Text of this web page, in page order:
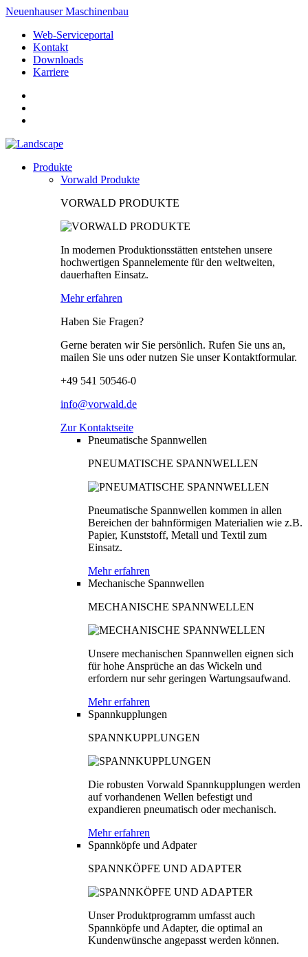
Neuenhauser Maschinenbau
Web-Serviceportal
Kontakt
Downloads
Karriere
Produkte
Vorwald Produkte
VORWALD PRODUKTE
In modernen Produktionsstätten entstehen unsere
hochwertigen Spannelemente für den weltweiten,
dauerhaften Einsatz.
Mehr erfahren
Haben Sie Fragen?
Gerne beraten wir Sie persönlich. Rufen Sie uns an,
mailen Sie uns oder nutzen Sie unser Kontaktformular.
+49 541 50546-0
info@vorwald.de
Zur Kontaktseite
Pneumatische Spannwellen
PNEUMATISCHE SPANNWELLEN
Pneumatische Spannwellen kommen in allen
Bereichen der bahnförmigen Materialien wie z.B.
Papier, Kunststoff, Metall und Textil zum
Einsatz.
Mehr erfahren
Mechanische Spannwellen
MECHANISCHE SPANNWELLEN
Unsere mechanischen Spannwellen eignen sich
für hohe Ansprüche an das Wickeln und
erfordern nur sehr geringen Wartungsaufwand.
Mehr erfahren
Spannkupplungen
SPANNKUPPLUNGEN
Die robusten Vorwald Spannkupplungen werden
auf vorhandenen Wellen befestigt und
expandieren pneumatisch oder mechanisch.
Mehr erfahren
Spannköpfe und Adpater
SPANNKÖPFE UND ADAPTER
Unser Produktprogramm umfasst auch
Spannköpfe und Adapter, die optimal an
Kundenwünsche angepasst werden können.